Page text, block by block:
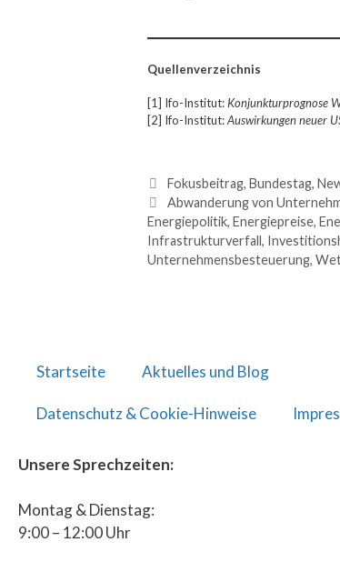
Quellenverzeichnis
[1] Ifo-Institut:Konjunkturprognose
[2] Ifo-Institut:Auswirkungen neuer
Fokusbeitrag, Bundestag,
Abwanderung von
Energiepolitik, Energiepreise,
Infrastrukturverfall,
Unternehmensbesteuerung,
Startseite Aktuelles und Blog
Datenschutz & Cookie-Hinweise
Unsere Sprechzeiten:
Montag & Dienstag:
9:00 – 12:00 Uhr